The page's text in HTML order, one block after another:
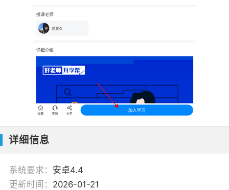
详细信息
系统要求： 安卓4.4
更新时间： 2026-01-21